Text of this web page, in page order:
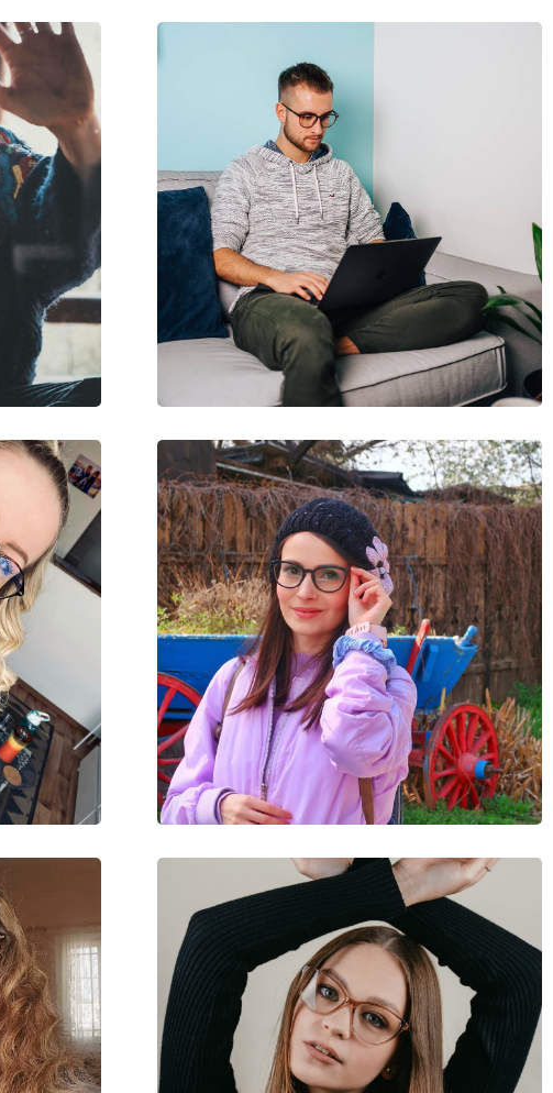
140 g
Áno
Áno
Nie
Nie
Unisex
Dioptrické okuliare
Okuliare na počítač
Izipizi
Screen #C Light Tortoise